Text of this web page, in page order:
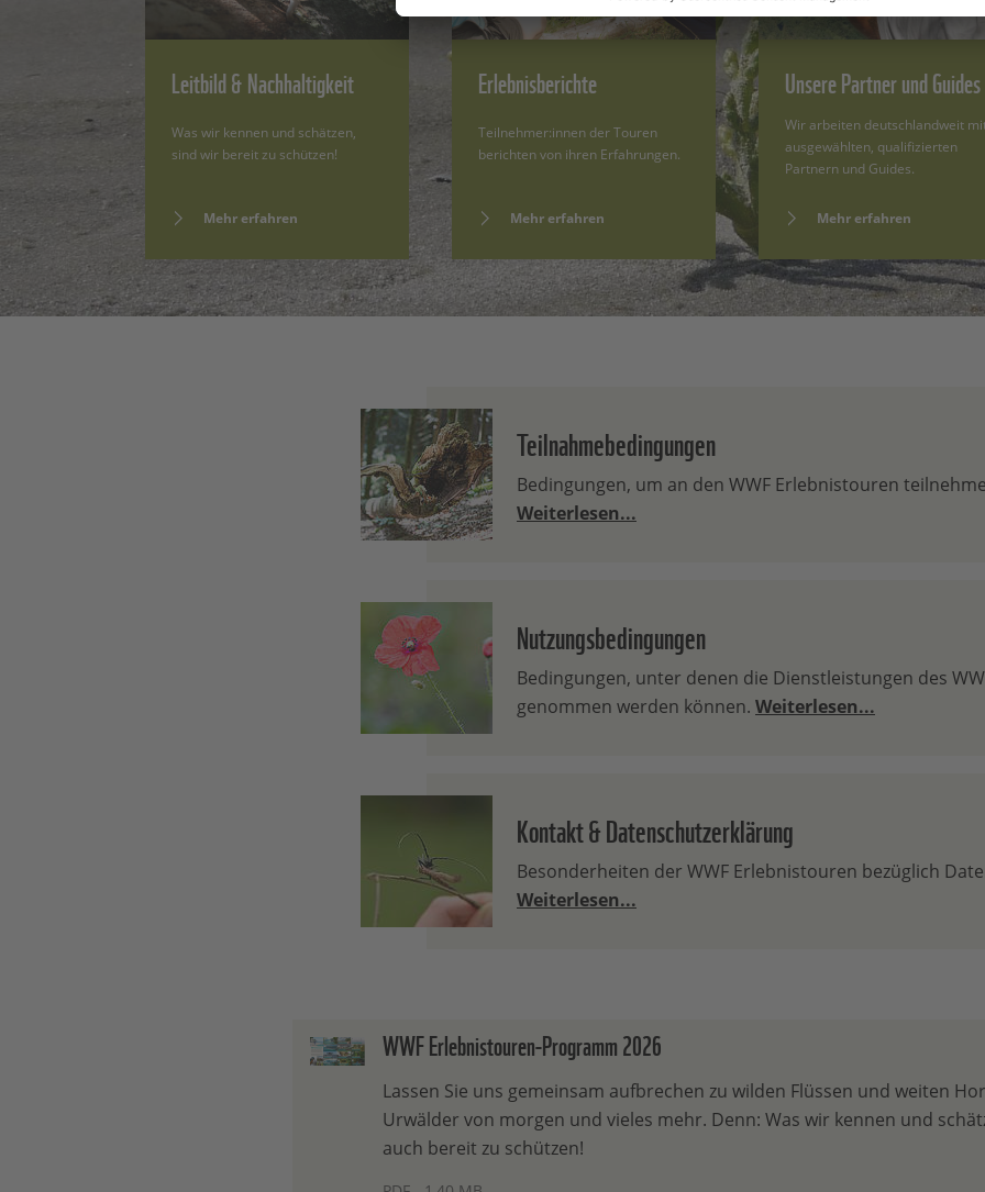
Leitbild & Nachhaltigkeit
Was wir kennen und schätzen,
sind wir bereit zu schützen!
Mehr erfahren
Erlebnisberichte
Teilnehmer:innen der Touren
berichten von ihren Erfahrungen.
Mehr erfahren
Unsere Partner und Guides
Wir arbeiten deutschlandweit
ausgewählten, qualifizierten
Partnern und Guides.
Mehr erfahren
Teilnahmebedingungen
Bedingungen, um an den WWF Erlebnistouren
Weiterlesen...
Nutzungsbedingungen
Bedingungen, unter denen die Dienstleistungen des
genommen werden können. Weiterlesen...
Kontakt & Datenschutzerklärung
Besonderheiten der WWF Erlebnistouren bezüglich
Weiterlesen...
WWF Erlebnistouren-Programm 2026
Lassen Sie uns gemeinsam aufbrechen zu wilden Flüssen und weiten
Urwälder von morgen und vieles mehr. Denn: Was wir kennen und
auch bereit zu schützen!